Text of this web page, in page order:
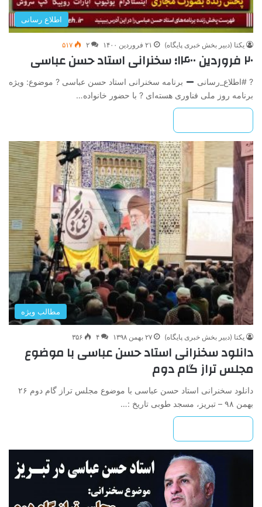
اطلاع رسانی
یکتا (دبیر بخش خبری پایگاه) ۲۱ فروردین ۱۴۰۰ ۲ ۵۱۷
۲۰ فروردین ۱۴۰۰؛ سخنرانی استاد حسن عباسی
? #اطلاع_رسانی
برنامه سخنرانی استاد حسن عباسی ? موضوع: ویژه
برنامه روز ملی فناوری هسته‌ای ? با حضور خانواده…
مطالب ویژه
یکتا (دبیر بخش خبری پایگاه) ۲۷ بهمن ۱۳۹۸ ۴ ۳۵۶
دانلود سخنرانی استاد حسن عباسی با موضوع
مجلس تراز گام دوم
دانلود سخنرانی استاد حسن عباسی با موضوع مجلس تراز گام دوم ۲۶
بهمن ۹۸ – تبریز، مسجد طوبی تاریخ :…